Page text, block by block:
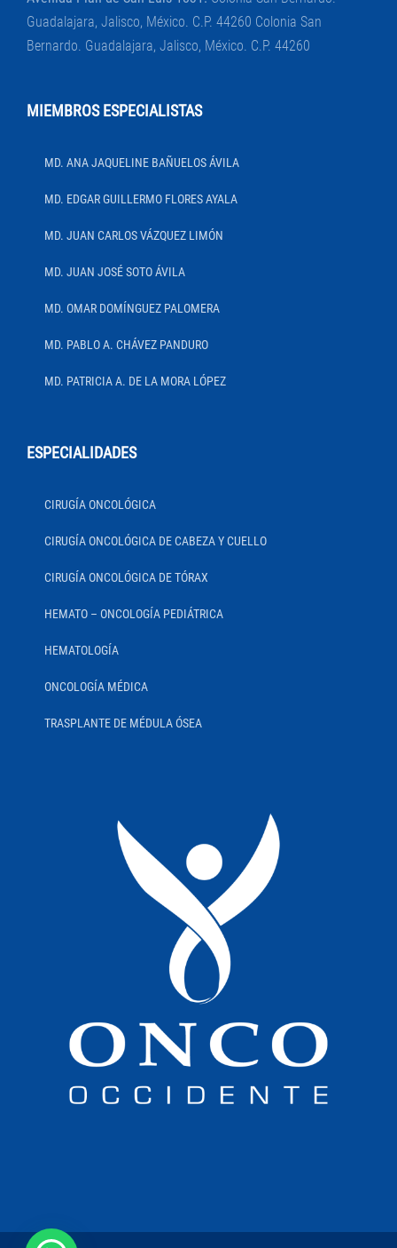
Guadalajara, Jalisco, México. C.P. 44260 Colonia San
Bernardo. Guadalajara, Jalisco, México. C.P. 44260
MIEMBROS ESPECIALISTAS
MD. ANA JAQUELINE BAÑUELOS ÁVILA
MD. EDGAR GUILLERMO FLORES AYALA
MD. JUAN CARLOS VÁZQUEZ LIMÓN
MD. JUAN JOSÉ SOTO ÁVILA
MD. OMAR DOMÍNGUEZ PALOMERA
MD. PABLO A. CHÁVEZ PANDURO
MD. PATRICIA A. DE LA MORA LÓPEZ
ESPECIALIDADES
CIRUGÍA ONCOLÓGICA
CIRUGÍA ONCOLÓGICA DE CABEZA Y CUELLO
CIRUGÍA ONCOLÓGICA DE TÓRAX
HEMATO – ONCOLOGÍA PEDIÁTRICA
HEMATOLOGÍA
ONCOLOGÍA MÉDICA
TRASPLANTE DE MÉDULA ÓSEA